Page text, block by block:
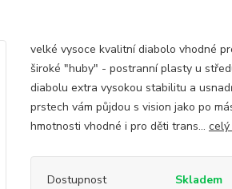
velké vysoce kvalitní diabolo vhodné
široké "huby" - postranní plasty u
diabolu extra vysokou stabilitu a
prstech vám půjdou s vision jako po
hmotnosti vhodné i pro děti trans... celý
Dostupnost
Skladem